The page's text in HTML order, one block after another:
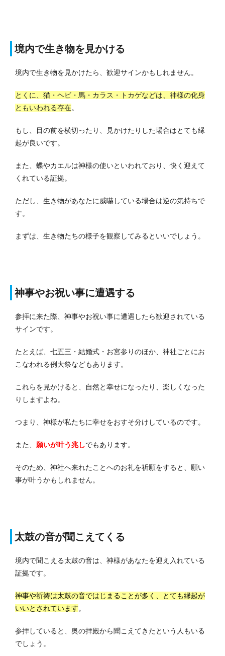
境内で生き物を見かける
境内で生き物を見かけたら、歓迎サインかもしれません。
とくに、猫・ヘビ・馬・カラス・トカゲなどは、神様の化身
ともいわれる存在。
もし、目の前を横切ったり、見かけたりした場合はとても縁
起が良いです。
また、蝶やカエルは神様の使いといわれており、快く迎えて
くれている証拠。
ただし、生き物があなたに威嚇している場合は逆の気持ちで
す。
まずは、生き物たちの様子を観察してみるといいでしょう。
神事やお祝い事に遭遇する
参拝に来た際、神事やお祝い事に遭遇したら歓迎されている
サインです。
たとえば、七五三・結婚式・お宮参りのほか、神社ごとにお
こなわれる例大祭などもあります。
これらを見かけると、自然と幸せになったり、楽しくなった
りしますよね。
つまり、神様が私たちに幸せをおすそ分けしているのです。
また、 願いが叶う兆しでもあります。
そのため、神社へ来れたことへのお礼を祈願をすると、願い
事が叶うかもしれません。
太鼓の音が聞こえてくる
境内で聞こえる太鼓の音は、神様があなたを迎え入れている
証拠です。
神事や祈祷は太鼓の音ではじまることが多く、とても縁起が
いいとされています。
参拝していると、奥の拝殿から聞こえてきたという人もいる
でしょう。